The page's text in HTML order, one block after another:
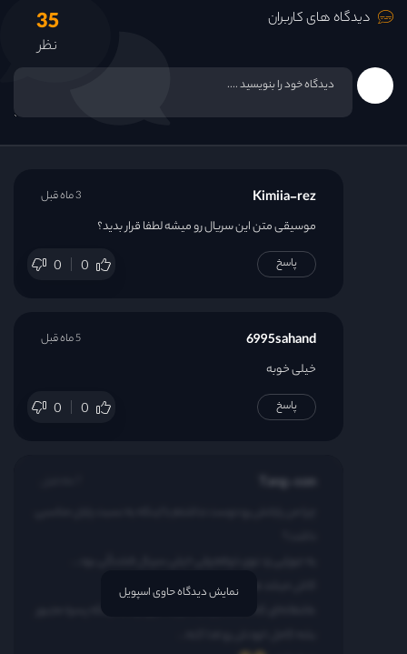
قسمت 31
قسمت 33
قسمت 36
قسمت 37
قسمت 39
دیدگاه های کاربران 35
نظر
Kimiia-rez
موسیقی متن این سریال رو میشه لطفا قرار بدید؟
0 0
3 ماه قبل
پاسخ
6995sahand
خیلی خوبه
0 0
5 ماه قبل
پاسخ
Tang-son
کاش میشد همشون باهم بمونن…
نمایش دیدگاه حاوی اسپویل